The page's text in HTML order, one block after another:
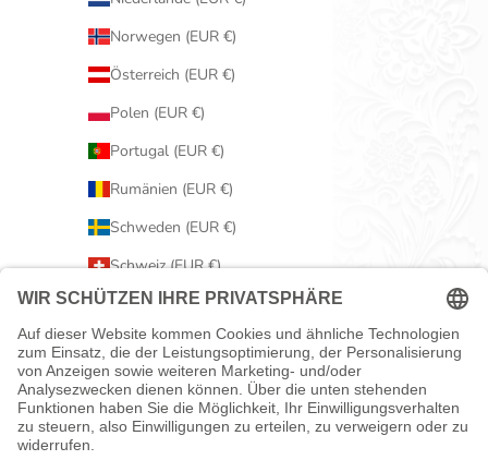
Norwegen (EUR €)
Österreich (EUR €)
Polen (EUR €)
Portugal (EUR €)
Rumänien (EUR €)
Schweden (EUR €)
Schweiz (EUR €)
Serbien (EUR €)
Slowakei (EUR €)
Slowenien (EUR €)
Spanien (EUR €)